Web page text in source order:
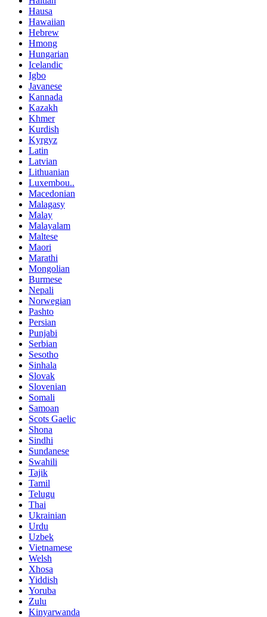
Hausa
Hawaiian
Hebrew
Hmong
Hungarian
Icelandic
Igbo
Javanese
Kannada
Kazakh
Khmer
Kurdish
Kyrgyz
Latin
Latvian
Lithuanian
Luxembou..
Macedonian
Malagasy
Malay
Malayalam
Maltese
Maori
Marathi
Mongolian
Burmese
Nepali
Norwegian
Pashto
Persian
Punjabi
Serbian
Sesotho
Sinhala
Slovak
Slovenian
Somali
Samoan
Scots Gaelic
Shona
Sindhi
Sundanese
Swahili
Tajik
Tamil
Telugu
Thai
Ukrainian
Urdu
Uzbek
Vietnamese
Welsh
Xhosa
Yiddish
Yoruba
Zulu
Kinyarwanda